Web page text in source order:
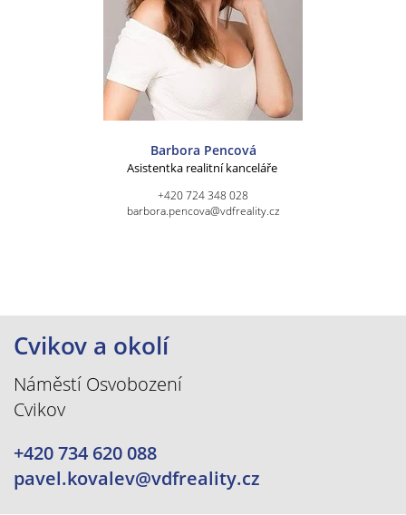
Barbora Pencová
Asistentka realitní kanceláře
+420 724 348 028
barbora.pencova@vdfreality.cz
Cvikov a okolí
Náměstí Osvobození
Cvikov
+420 734 620 088
pavel.kovalev@vdfreality.cz